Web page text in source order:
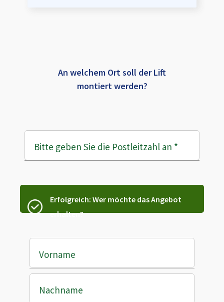
An welchem Ort soll der Lift
montiert werden?
Bitte geben Sie die Postleitzahl an *
Erfolgreich: Wer möchte das Angebot
erhalten?
Vorname
Nachname